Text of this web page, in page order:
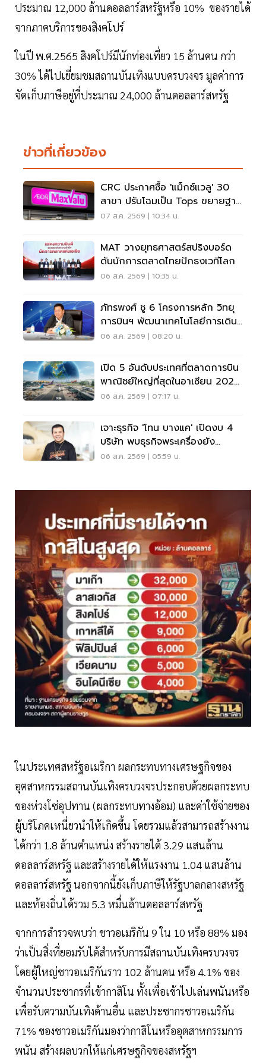
ประมาณ 12,000 ล้านดอลลาร์สหรัฐหรือ 10% ของรายได้
จากภาคบริการของสิงคโปร์
ในปี พ.ศ.2565 สิงคโปร์มีนักท่องเที่ยว 15 ล้านคน กว่า
30% ได้ไปเยี่ยมชมสถานบันเทิงแบบครบวงจร มูลค่าการ
จัดเก็บภาษีอยู่ที่ประมาณ 24,000 ล้านดอลลาร์สหรัฐ
ข่าวที่เกี่ยวข้อง
CRC ประกาศซื้อ 'แม็กซ์แวลู' 30
สาขา ปรับโฉมเป็น Tops ขยายฐาน
ลูกค้าเพิ่ม 9 แสนราย
07 ส.ค. 2569 | 10:34 น.
MAT วางยุทธศาสตร์สปริงบอร์ด
ดันนักการตลาดไทยปักธงเวทีโลก
06 ส.ค. 2569 | 10:35 น.
ภัทรพงศ์ ชู 6 โครงการหลัก วิทยุ
การบินฯ พัฒนาเทคโนโลยีการเดิน
อากาศ การบินยุคใหม่
06 ส.ค. 2569 | 08:20 น.
เปิด 5 อันดับประเทศที่ตลาดการบิน
พาณิชย์ใหญ่ที่สุดในอาเซียน 2026
เวียดนามแซงไทยแล้ว
06 ส.ค. 2569 | 07:17 น.
เจาะธุรกิจ 'โทน บางแค' เปิดงบ 4
บริษัท พบธุรกิจพระเครื่องยัง
ขาดทุน
06 ส.ค. 2569 | 05:59 น.
ในประเทศสหรัฐอเมริกา ผลกระทบทางเศรษฐกิจของ
อุตสาหกรรมสถานบันเทิงครบวงจรประกอบด้วยผลกระทบ
ของห่วงโซ่อุปทาน (ผลกระทบทางอ้อม) และค่าใช้จ่ายของ
ผู้บริโภคเหนี่ยวนำให้เกิดขึ้น โดยรวมแล้วสามารถสร้างงาน
ได้กว่า 1.8 ล้านตำแหน่ง สร้างรายได้ 3.29 แสนล้าน
ดอลลาร์สหรัฐ และสร้างรายได้ให้แรงงาน 1.04 แสนล้าน
ดอลลาร์สหรัฐ นอกจากนี้ยังเก็บภาษีให้รัฐบาลกลางสหรัฐ
และท้องถิ่นได้รวม 5.3 หมื่นล้านดอลลาร์สหรัฐ
จากการสำรวจพบว่า ชาวอเมริกัน 9 ใน 10 หรือ 88% มอง
ว่าเป็นสิ่งที่ยอมรับได้สำหรับการมีสถานบันเทิงครบวงจร
โดยผู้ใหญ่ชาวอเมริกันราว 102 ล้านคน หรือ 4.1% ของ
จำนวนประชากรที่เข้ากาสิโน ทั้งเพื่อเข้าไปเล่นพนันหรือ
เพื่อรับความบันเทิงด้านอื่น และประชากรชาวอเมริกัน
71% ของชาวอเมริกันมองว่ากาสิโนหรืออุตสาหกรรมการ
พนัน สร้างผลบวกให้แก่เศรษฐกิจของสหรัฐฯ